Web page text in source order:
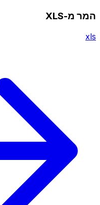
המר מ-XLS
xls